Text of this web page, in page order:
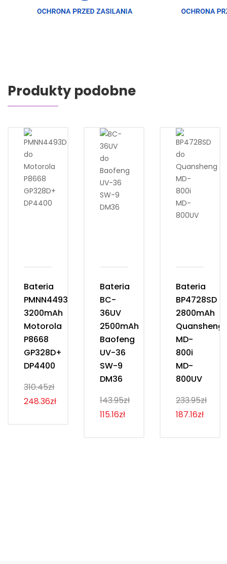
Produkty podobne
Bateria
PMNN4493D
3200mAh
Motorola
P8668
GP328D+
DP4400
310.45zł
248.36zł
Bateria
BC-
36UV
2500mAh
Baofeng
UV-36
SW-9
DM36
143.95zł
115.16zł
Bateria
BP4728SD
2800mAh
Quansheng
MD-
800i
MD-
800UV
233.95zł
187.16zł